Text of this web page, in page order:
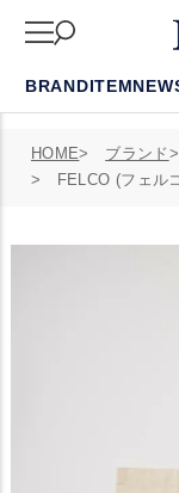
BRANDITEM
HOME ブランド
FELCO (フェル